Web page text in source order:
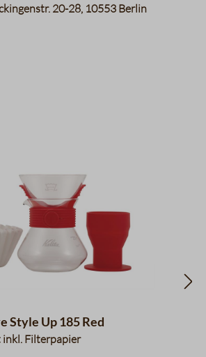
20-28, 10553 Berlin
Style Up 185 Red
inkl. Filterpapier